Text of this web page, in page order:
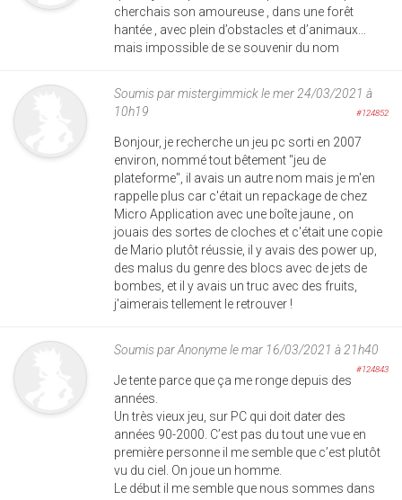
cherchais son amoureuse , dans une forêt
hantée , avec plein d’obstacles et d’animaux...
mais impossible de se souvenir du nom
Soumis parmistergimmickle mer 24/03/2021 à
10h19
#124852
Bonjour, je recherche un jeu pc sorti en 2007
environ, nommé tout bêtement "jeu de
plateforme", il avais un autre nom mais je m'en
rappelle plus car c'était un repackage de chez
Micro Application avec une boîte jaune , on
jouais des sortes de cloches et c'était une copie
de Mario plutôt réussie, il y avais des power up,
des malus du genre des blocs avec de jets de
bombes, et il y avais un truc avec des fruits,
j'aimerais tellement le retrouver !
Soumis parAnonymele mar 16/03/2021 à 21h40
#124843
Je tente parce que ça me ronge depuis des
années.
Un très vieux jeu, sur PC qui doit dater des
années 90-2000. C’est pas du tout une vue en
première personne il me semble que c’est plutôt
vu du ciel. On joue un homme.
Le début il me semble que nous sommes dans